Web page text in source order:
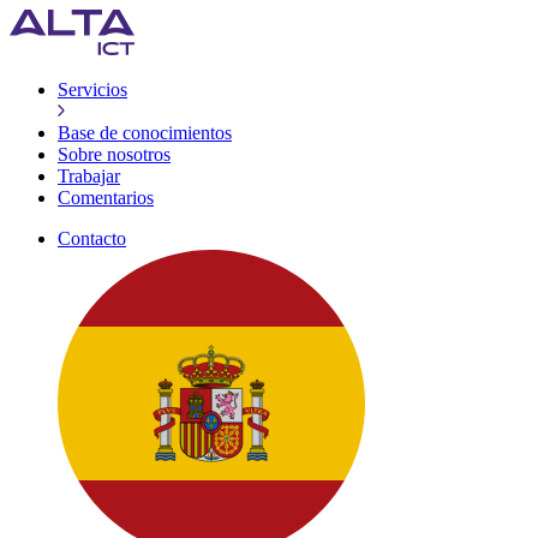
Servicios
Base de conocimientos
Sobre nosotros
Trabajar
Comentarios
Contacto